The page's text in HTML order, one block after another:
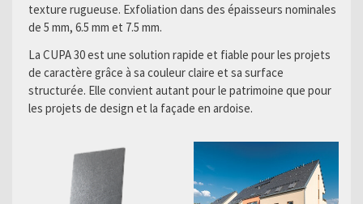
texture rugueuse. Exfoliation dans des épaisseurs nominales
de 5 mm, 6.5 mm et 7.5 mm.
La CUPA 30 est une solution rapide et fiable pour les projets
de caractère grâce à sa couleur claire et sa surface
structurée. Elle convient autant pour le patrimoine que pour
les projets de design et la façade en ardoise.